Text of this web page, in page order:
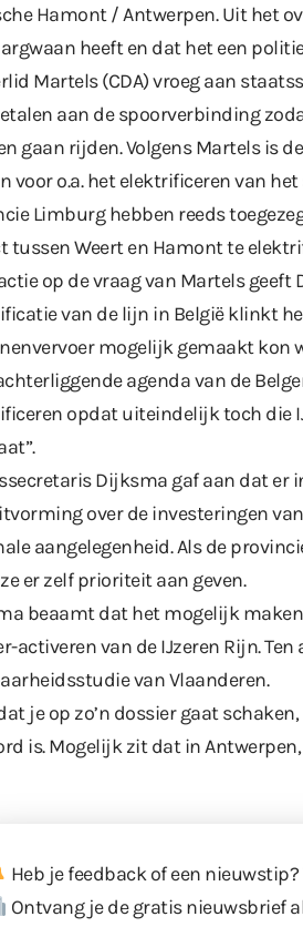
Hamont / Antwerpen. Uit het
heeft en dat het een
Martels (CDA) vroeg aan
aan de spoorverbinding
gaan rijden. Volgens Martels is
voor o.a. het elektrificeren van
Limburg hebben reeds
tussen Weert en Hamont te
op de vraag van Martels
van de lijn in België klinkt
mogelijk gemaakt kon
agenda van de
opdat uiteindelijk toch die
Dijksma gaf aan dat er
over de investeringen
aangelegenheid. Als de
er zelf prioriteit aan geven.
beaamt dat het mogelijk
activeren van de IJzeren Rijn.
van Vlaanderen.
je op zo’n dossier gaat
is. Mogelijk zit dat in
Heb je feedback of een nieuwstip?
Ontvang je de gratis nieuwsbrief